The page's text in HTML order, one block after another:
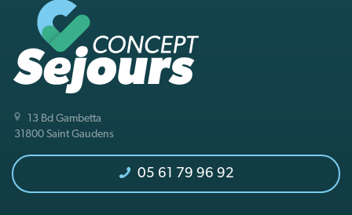
13 Bd Gambetta
31800 Saint Gaudens
05 61 79 96 92